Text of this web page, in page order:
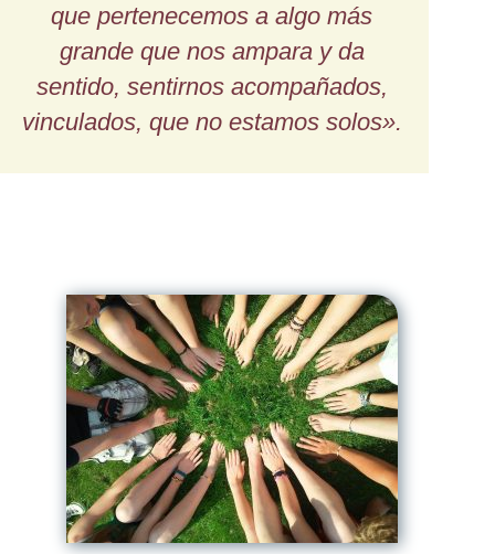
que pertenecemos a algo más
grande que nos ampara y da
sentido, sentirnos acompañados,
vinculados, que no estamos solos».